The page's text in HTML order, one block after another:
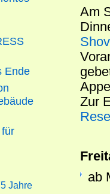
Am
Zur
ab
Ende
Jahre